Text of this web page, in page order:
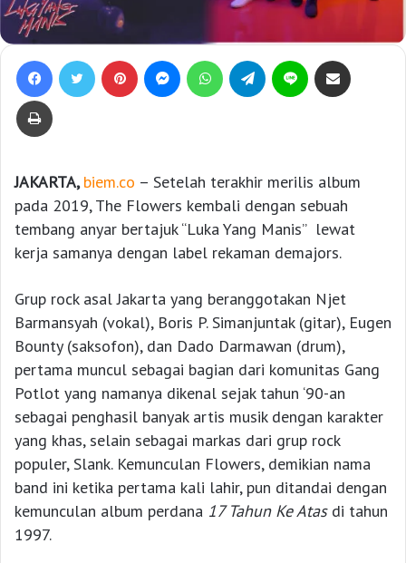
JAKARTA,biem.co – Setelah terakhir merilis album
pada 2019, The Flowers kembali dengan sebuah
tembang anyar bertajuk “Luka Yang Manis” lewat
kerja samanya dengan label rekaman demajors.
Grup rock asal Jakarta yang beranggotakan Njet
Barmansyah (vokal), Boris P. Simanjuntak (gitar), Eugen
Bounty (saksofon), dan Dado Darmawan (drum),
pertama muncul sebagai bagian dari komunitas Gang
Potlot yang namanya dikenal sejak tahun ‘90-an
sebagai penghasil banyak artis musik dengan karakter
yang khas, selain sebagai markas dari grup rock
populer, Slank. Kemunculan Flowers, demikian nama
band ini ketika pertama kali lahir, pun ditandai dengan
kemunculan album perdana 17 Tahun Ke Atasdi tahun
1997.